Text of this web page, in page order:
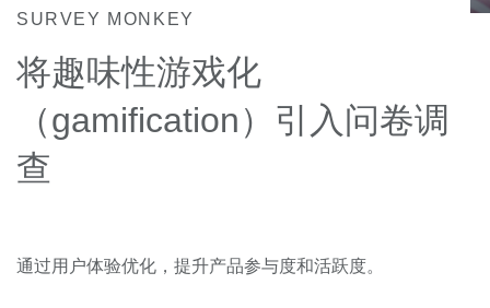
SURVEY MONKEY
将趣味性游戏化
（gamification）引入问卷调
查
通过用户体验优化，提升产品参与度和活跃度。